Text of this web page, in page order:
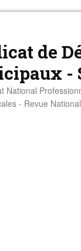
de
-
National
- Revue